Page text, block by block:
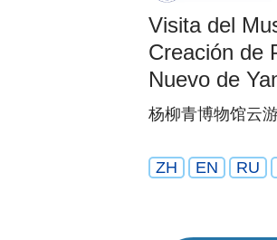
Visita del
Creación de
Nuevo de
杨柳青博物馆云
ZH EN RU